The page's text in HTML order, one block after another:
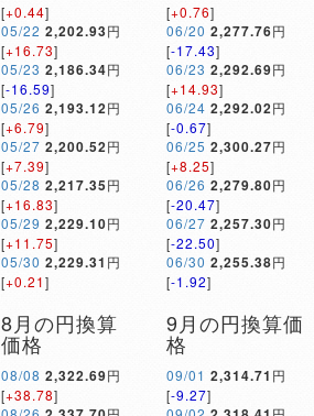
[+0.44]
05/22 2,202.93円
[+16.73]
05/23 2,186.34円
[-16.59]
05/26 2,193.12円
[+6.79]
05/27 2,200.52円
[+7.39]
05/28 2,217.35円
[+16.83]
05/29 2,229.10円
[+11.75]
05/30 2,229.31 円
[+0.21]
[+0.76]
06/20 2,277.76円
[-17.43]
06/23 2,292.69円
[+14.93]
06/24 2,292.02円
[-0.67]
06/25 2,300.27円
[+8.25]
06/26 2,279.80円
[-20.47]
06/27 2,257.30円
[-22.50]
06/30 2,255.38円
[-1.92]
8月の円換算
価格
08/08 2,322.69円
[+38.78]
9月の円換算価
格
09/01 2,314.71 円
[-9.27]